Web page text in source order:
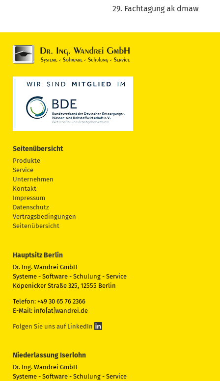
29. Fachtagung ak dmaw
Seitenübersicht
Produkte
Service
Unternehmen
Kontakt
Impressum
Datenschutz
Vertragsbedingungen
Seitenübersicht
Hauptsitz Berlin
Dr. Ing. Wandrei GmbH
Systeme - Software - Schulung - Service
Köpenicker Straße 325, 12555 Berlin
Telefon: +49 30 65 76 2366
E-Mail: info[at]wandrei.de
Folgen Sie uns auf LinkedIn
Niederlassung Iserlohn
Dr. Ing. Wandrei GmbH
Systeme - Software - Schulung - Service